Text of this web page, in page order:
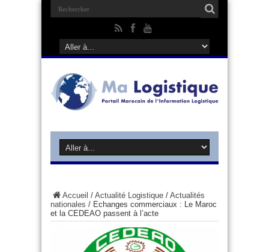
Accueil / Actualité Logistique / Actualités
nationales / Echanges commerciaux : Le Maroc
et la CEDEAO passent à l’acte